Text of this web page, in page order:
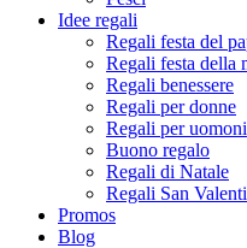
Idee regali
Regali festa del
Regali festa della
Regali benessere
Regali per donne
Regali per uomoni
Buono regalo
Regali di Natale
Regali San
Promos
Blog